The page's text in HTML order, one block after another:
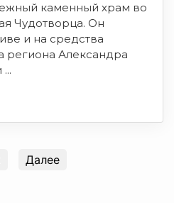
каменный храм во
Чудотворца. Он
и на средства
региона Александра
Далее